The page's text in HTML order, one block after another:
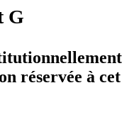
G
réservée à cet